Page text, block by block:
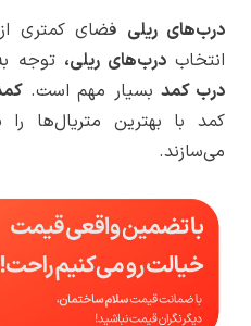
درب‌های ریلی فضای کمتری
انتخابدرب‌های ریلی، توجه
درب کمد بسیار مهم است.
کمد با بهترین متریال‌ها
می‌سازند.